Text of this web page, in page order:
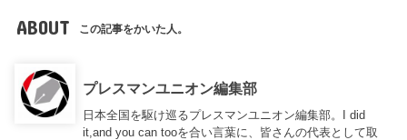
ABOUT この記事をかいた人。
プレスマンユニオン編集部
日本全国を駆け巡るプレスマンユニオン編集部。I did
it,and you can tooを合い言葉に、皆さんの代表として取